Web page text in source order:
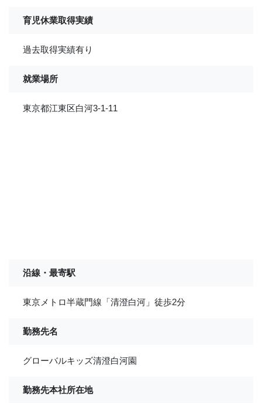
育児休業取得実績
過去取得実績有り
就業場所
東京都江東区白河3-1-11
沿線・最寄駅
東京メトロ半蔵門線「清澄白河」徒歩2分
勤務先名
グローバルキッズ清澄白河園
勤務先本社所在地